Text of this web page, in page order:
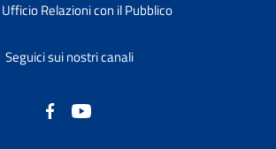
Relazioni con il Pubblico
Seguici sui nostri canali